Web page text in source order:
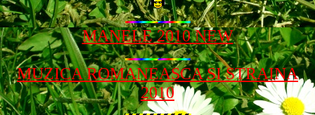
MANELE 2010 NEW
MUZICA ROMANEASCA SI STRAINA
2010